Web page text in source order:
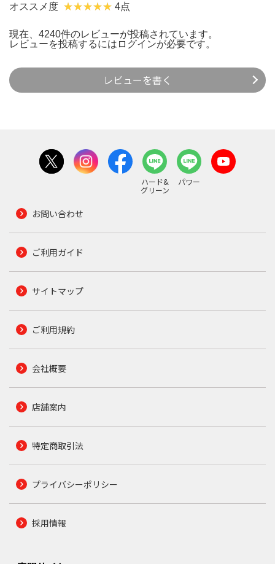
オススメ度 4点
現在、4240件のレビューが投稿されています。
レビューを投稿するには ログインが必要です。
レビューを書く
ハード&
グリーン
パワー
お問い合わせ
ご利用ガイド
サイトマップ
ご利用規約
会社概要
店舗案内
特定商取引法
プライバシーポリシー
採用情報